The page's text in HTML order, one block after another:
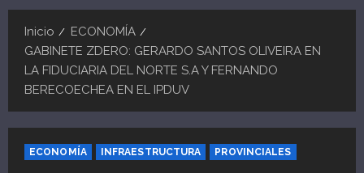
Inicio
ECONOMÍA
GABINETE ZDERO: GERARDO SANTOS OLIVEIRA EN
LA FIDUCIARIA DEL NORTE S.A Y FERNANDO
BERECOECHEA EN EL IPDUV
ECONOMÍA INFRAESTRUCTURA PROVINCIALES